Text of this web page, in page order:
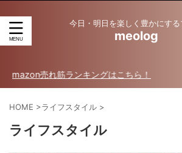
今日・明日を楽しく豊かにする
meolog
キングはこちら！
HOME >ライフスタイル >
ライフスタイル